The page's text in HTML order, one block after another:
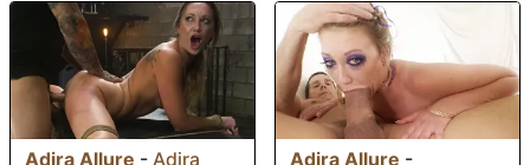
Adira Allure - Adira
Adira Allure -